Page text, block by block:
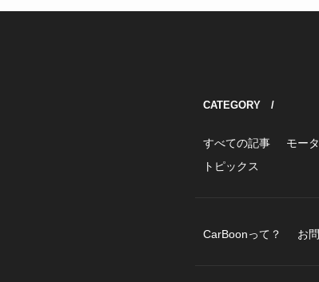
CATEGORY /
すべての記事 モー
トピックス
CarBoonって？ お